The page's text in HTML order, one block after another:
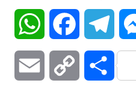
WhatsAppFacebook
Email Copy